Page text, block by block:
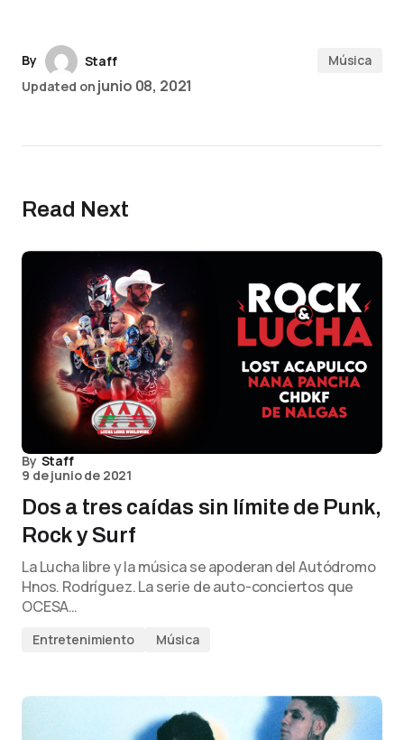
By
Staff
Updated on junio 08, 2021
Música
Read Next
By Staff
9 de junio de 2021
Dos a tres caídas sin límite de Punk,
Rock y Surf
La Lucha libre y la música se apoderan del Autódromo
Hnos. Rodríguez. La serie de auto-conciertos que
OCESA…
Entretenimiento Música